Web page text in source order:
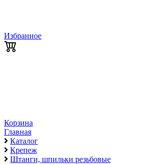
Избранное
Корзина
Главная
Каталог
Крепеж
Штанги, шпильки резьбовые